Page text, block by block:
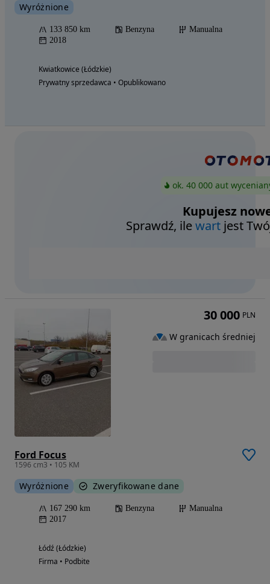
Wyróżnione
133 850 km Benzyna
Manualna
2018
Kwiatkowice (Łódzkie)
Prywatny sprzedawca • Opublikowano
ok. 40 000 aut
Kupujesz
Sprawdź, ilewart jest
Ford Focus
1596 cm3 • 105 KM
Wyróżnione Zweryfikowane dane
167 290 km Benzyna
Manualna
2017
Łódź (Łódzkie)
Firma • Podbite
30 000 PLN
W granicach średniej